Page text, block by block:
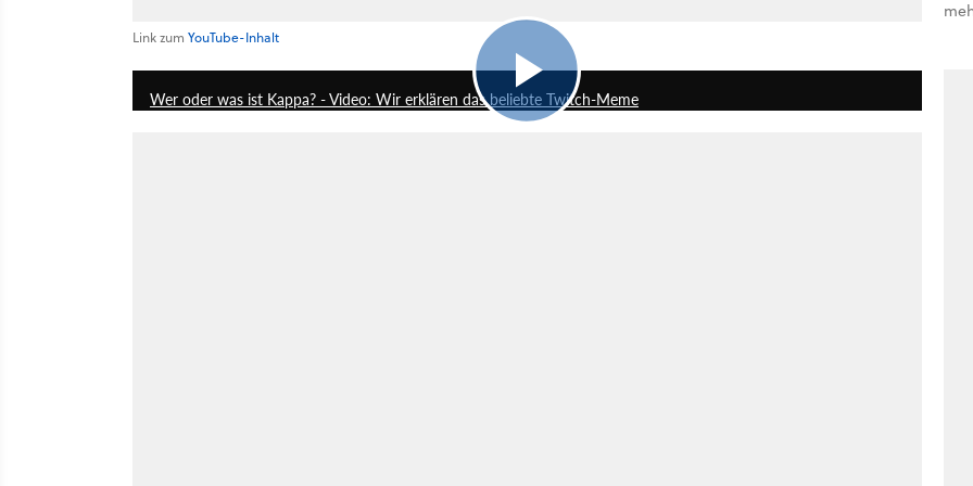
Link zum YouTube-Inhalt
Wer oder was ist Kappa? - Video: Wir erklären das beliebte Twitch-Meme